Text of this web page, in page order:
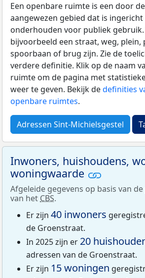
Een openbare ruimte is een door
aangewezen gebied dat is
onderhouden voor publiek
bijvoorbeeld een straat, weg, plein,
spoorbaan of brug zijn. Zie de
verdere definitie. Klik op de naam
ruimte om de pagina met
weer te geven. Bekijk dedefinities
openbare ruimtes.
Adressen Sint-Michielsgestel
Inwoners, huishoudens,
woningwaarde
Afgeleide gegevens op basis van
van het CBS.
Er zijn 40 inwoners
de Groenstraat.
In 2025 zijn er 20
adressen van de Groenstraat.
Er zijn 15 woningen